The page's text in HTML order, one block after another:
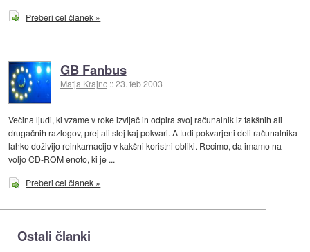
Preberi cel članek »
GB Fanbus
Matja Krajnc ::23. feb 2003
Večina ljudi, ki vzame v roke izvijač in odpira svoj računalnik iz takšnih ali
drugačnih razlogov, prej ali slej kaj pokvari. A tudi pokvarjeni deli računalnika
lahko doživijo reinkarnacijo v kakšni koristni obliki. Recimo, da imamo na
voljo CD-ROM enoto, ki je ...
Preberi cel članek »
Ostali članki